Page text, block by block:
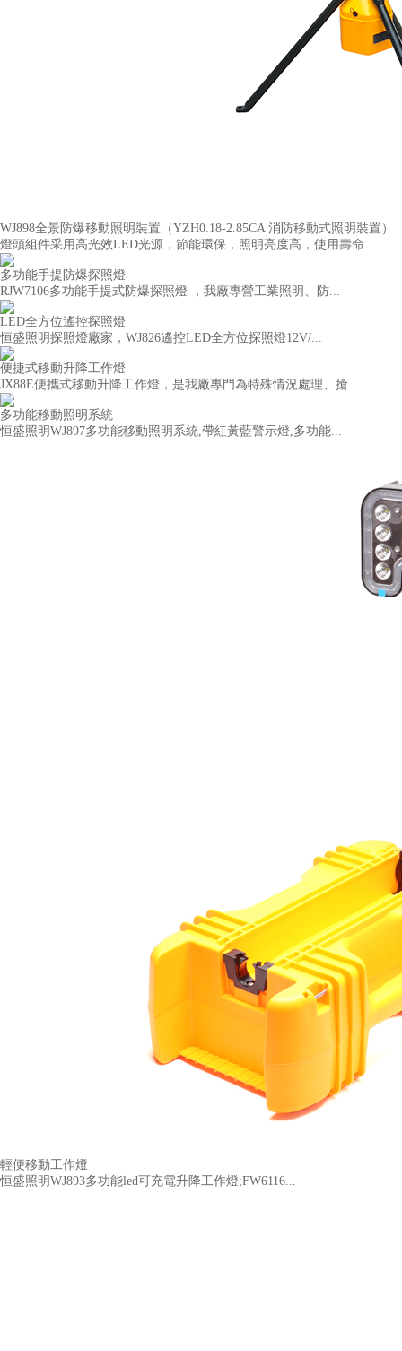
WJ898全景防爆移動照明裝置（YZH0.18-2.85CA 消防移動式照明裝置）
燈頭組件采用高光效LED光源，節能環保，照明亮度高，使用壽命...
多功能手提防爆探照燈
RJW7106多功能手提式防爆探照燈 ，我廠專營工業照明、防...
LED全方位遙控探照燈
恒盛照明探照燈廠家，WJ826遙控LED全方位探照燈12V/...
便捷式移動升降工作燈
JX88E便攜式移動升降工作燈，是我廠專門為特殊情況處理、搶...
多功能移動照明系統
恒盛照明WJ897多功能移動照明系統,帶紅黃藍警示燈,多功能...
輕便移動工作燈
恒盛照明WJ893多功能led可充電升降工作燈;FW6116...